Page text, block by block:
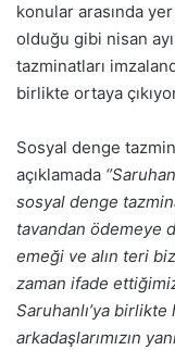
konular arasında
olduğu gibi nisan
tazminatları
birlikte ortaya
Sosyal denge
açıklamada
sosyal denge
tavandan ödemeye
emeği ve alın teri
zaman ifade
Saruhanlı’ya
arkadaşlarımızın